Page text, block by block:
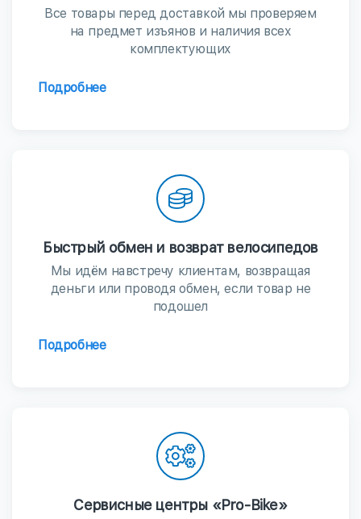
Все товары перед доставкой мы проверяем
на предмет изъянов и наличия всех
комплектующих
Подробнее
Быстрый обмен и возврат велосипедов
Мы идём навстречу клиентам, возвращая
деньги или проводя обмен, если товар не
подошел
Подробнее
Сервисные центры «Pro-Bike»